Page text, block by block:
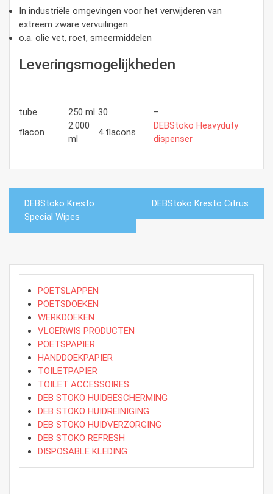
In industriële omgevingen voor het verwijderen van
extreem zware vervuilingen
o.a. olie vet, roet, smeermiddelen
Leveringsmogelijkheden
tube
250 ml 30
–
flacon
2.000
ml
4 flacons
DEBStoko Heavyduty
dispenser
Bericht
navigatie
DEBStoko Kresto
Special Wipes
DEBStoko Kresto Citrus
POETSLAPPEN
POETSDOEKEN
WERKDOEKEN
VLOERWIS PRODUCTEN
POETSPAPIER
HANDDOEKPAPIER
TOILETPAPIER
TOILET ACCESSOIRES
DEB STOKO HUIDBESCHERMING
DEB STOKO HUIDREINIGING
DEB STOKO HUIDVERZORGING
DEB STOKO REFRESH
DISPOSABLE KLEDING